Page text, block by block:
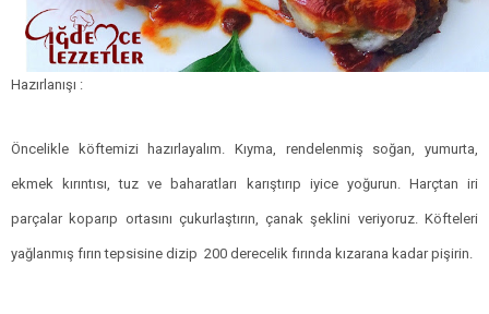
Hazırlanışı :
Öncelikle köftemizi hazırlayalım. Kıyma, rendelenmiş soğan, yumurta,
ekmek kırıntısı, tuz ve baharatları karıştırıp iyice yoğurun. Harçtan iri
parçalar koparıp ortasını çukurlaştırın, çanak şeklini veriyoruz. Köfteleri
yağlanmış fırın tepsisine dizip 200 derecelik fırında kızarana kadar pişirin.